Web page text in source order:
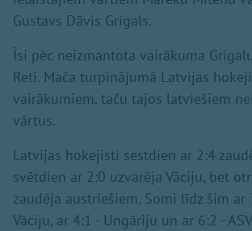
Gustavs Dāvis Grigals.
Īsi pēc neizmantota vairākuma
Reti. Mača turpinājumā Latvijas
vairākumiem, taču tajos latviešiem
vārtus.
Latvijas hokejisti sestdien ar 2:4
svētdien ar 2:0 uzvarēja Vāciju, bet
zaudēja austriešiem. Somi līdz šim ar
Vāciju, ar 4:1 - Ungāriju un ar 6:2 -